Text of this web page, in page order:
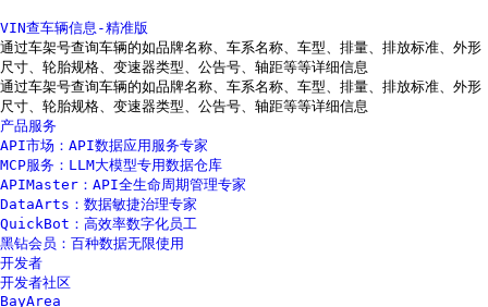
VIN查车辆信息-精准版
通过车架号查询车辆的如品牌名称、车系名称、车型、排量、排放标准、外形
尺寸、轮胎规格、变速器类型、公告号、轴距等等详细信息
通过车架号查询车辆的如品牌名称、车系名称、车型、排量、排放标准、外形
尺寸、轮胎规格、变速器类型、公告号、轴距等等详细信息
产品服务
API市场：API数据应用服务专家
MCP服务：LLM大模型专用数据仓库
APIMaster：API全生命周期管理专家
DataArts：数据敏捷治理专家
QuickBot：高效率数字化员工
黑钻会员：百种数据无限使用
开发者
开发者社区
BayArea